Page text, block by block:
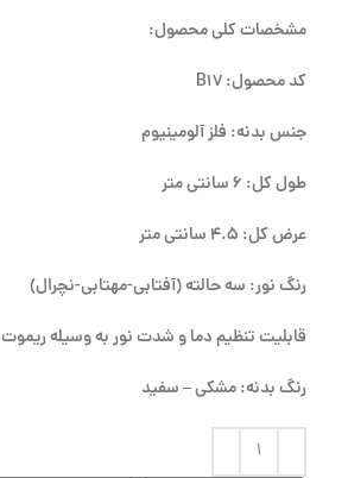
مشخصات کلی محصول:
کد محصول: B17
جنس بدنه: فلز آلومینیوم
طول کل: 6 سانتی متر
عرض کل: 4.5 سانتی متر
رنگ نور: سه حالته (آفتابی-مهتابی-نچرال)
قابلیت تنظیم دما و شدت نور به وسیله ریموت
رنگ بدنه: مشکی – سفید